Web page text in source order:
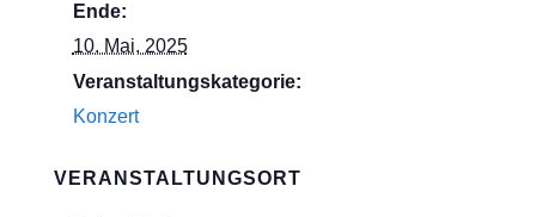
Ende:
10. Mai, 2025
Veranstaltungskategorie:
Konzert
VERANSTALTUNGSORT